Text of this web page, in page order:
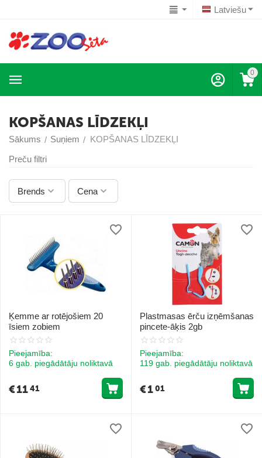
Latviešu
0
KOPŠANAS LĪDZEKĻI
Sākums / Suņiem / KOPŠANAS LĪDZEKĻI
Preču filtri
Brends Cena
Ķemme ar rotējošiem 20
īsiem zobiem
Pieejamība:
6 gab. piegādātāju noliktavā
€1141
Plastmasas ērču izņēmšanas
pincete-āķis 2gb
Pieejamība:
119 gab. piegādātāju noliktavā
€101